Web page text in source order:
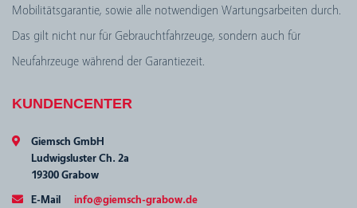
Mobilitätsgarantie, sowie alle notwendigen Wartungsarbeiten durch.
Das gilt nicht nur für Gebrauchtfahrzeuge, sondern auch für
Neufahrzeuge während der Garantiezeit.
KUNDENCENTER
Giemsch GmbH
Ludwigsluster Ch. 2a
19300 Grabow
E-Mail
info@giemsch-grabow.de